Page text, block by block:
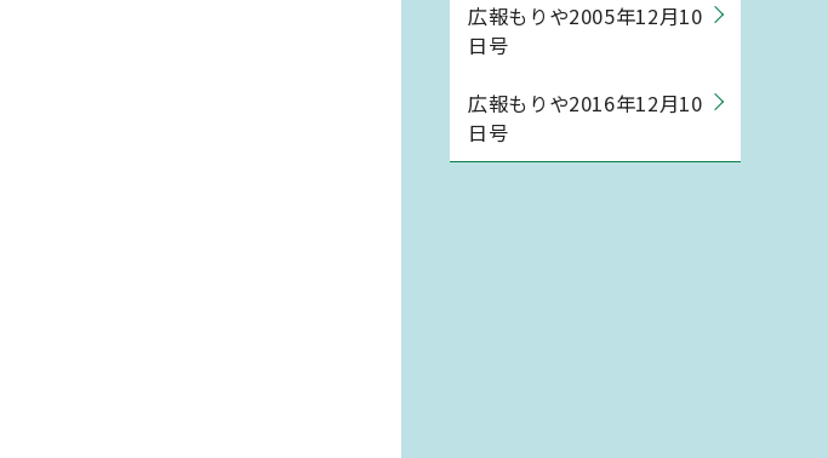
広報もりや2005年12月10
日号
広報もりや2016年12月10
日号